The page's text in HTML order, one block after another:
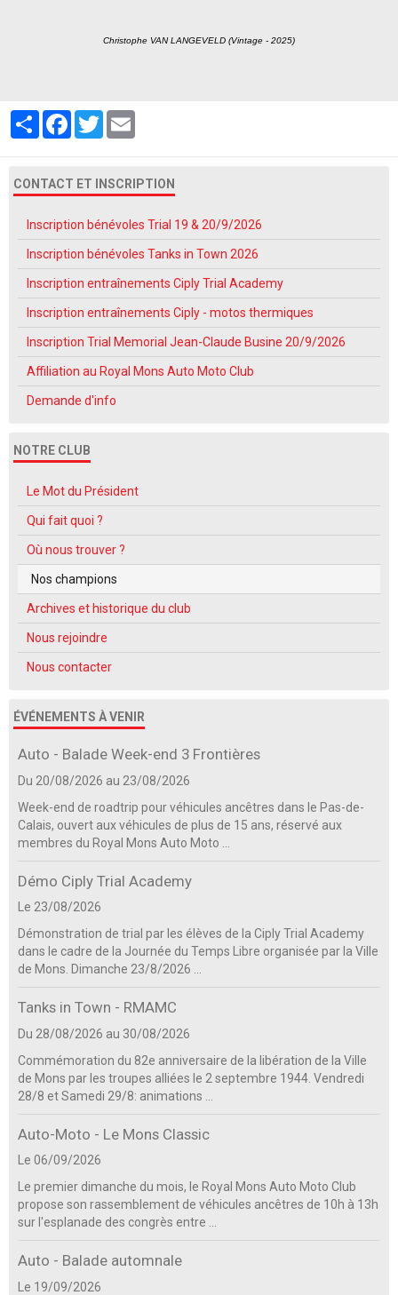
Christophe VAN LANGEVELD (Vintage - 2025)
PartagerFacebook
Twitter
CONTACT ET INSCRIPTION
Inscription bénévoles Trial 19 & 20/9/2026
Inscription bénévoles Tanks in Town 2026
Inscription entraînements Ciply Trial Academy
Inscription entraînements Ciply - motos thermiques
Inscription Trial Memorial Jean-Claude Busine 20/9/2026
Affiliation au Royal Mons Auto Moto Club
Demande d'info
NOTRE CLUB
Le Mot du Président
Qui fait quoi ?
Où nous trouver ?
Nos champions
Archives et historique du club
Nous rejoindre
Nous contacter
ÉVÉNEMENTS À VENIR
Auto - Balade Week-end 3 Frontières
Du 20/08/2026 au 23/08/2026
Week-end de roadtrip pour véhicules ancêtres dans le Pas-de-
Calais, ouvert aux véhicules de plus de 15 ans, réservé aux
membres du Royal Mons Auto Moto ...
Démo Ciply Trial Academy
Le 23/08/2026
Démonstration de trial par les élèves de la Ciply Trial Academy
dans le cadre de la Journée du Temps Libre organisée par la Ville
de Mons. Dimanche 23/8/2026 ...
Tanks in Town - RMAMC
Du 28/08/2026 au 30/08/2026
Commémoration du 82e anniversaire de la libération de la Ville
de Mons par les troupes alliées le 2 septembre 1944. Vendredi
28/8 et Samedi 29/8: animations ...
Auto-Moto - Le Mons Classic
Le 06/09/2026
Le premier dimanche du mois, le Royal Mons Auto Moto Club
propose son rassemblement de véhicules ancêtres de 10h à 13h
sur l'esplanade des congrès entre ...
Auto - Balade automnale
Le 19/09/2026